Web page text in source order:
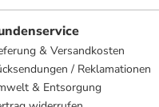
& Versandkosten
/ Reklamationen
& Entsorgung